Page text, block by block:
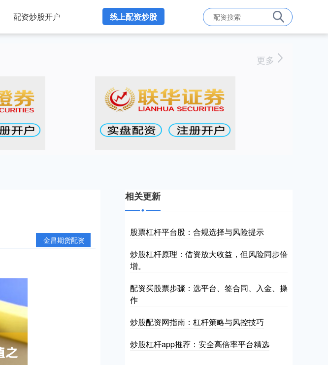
配资炒股开户 线上配资炒股
更多
金昌期货配资
相关更新
股票杠杆平台股：合规选择与风险提示
炒股杠杆原理：借资放大收益，但风险同步倍
增。
配资买股票步骤：选平台、签合同、入金、操
作
炒股配资网指南：杠杆策略与风控技巧
炒股杠杆app推荐：安全高倍率平台精选